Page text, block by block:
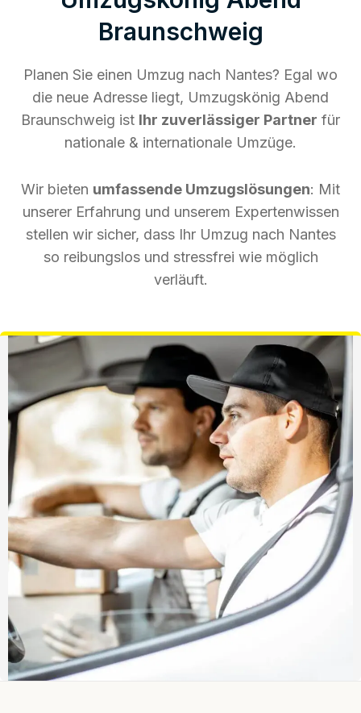
Braunschweig
Planen Sie einen Umzug nach Nantes? Egal wo
die neue Adresse liegt, Umzugskönig Abend
Braunschweig ist Ihr zuverlässiger Partner für
nationale & internationale Umzüge.
Wir bieten umfassende Umzugslösungen: Mit
unserer Erfahrung und unserem Expertenwissen
stellen wir sicher, dass Ihr Umzug nach Nantes
so reibungslos und stressfrei wie möglich
verläuft.